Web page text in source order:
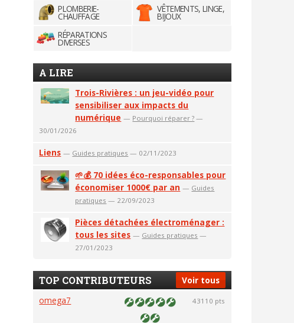
PLOMBERIE-
CHAUFFAGE
VÊTEMENTS, LINGE,
BIJOUX
RÉPARATIONS
DIVERSES
A LIRE
Trois-Rivières : un jeu-vidéo pour
sensibiliser aux impacts du
numérique — Pourquoi réparer ? —
30/01/2026
Liens — Guides pratiques — 02/11/2023
🌱💰 70 idées éco-responsables pour
économiser 1000€ par an — Guides
pratiques — 22/09/2023
Pièces détachées électroménager :
tous les sites — Guides pratiques —
27/01/2023
Voir tous
TOP CONTRIBUTEURS
omega7 43110 pts